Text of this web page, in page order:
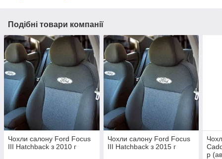
Подібні товари компанії
Чохли салону Ford Focus
III Hatchback з 2010 г
Чохли салону Ford Focus
III Hatchback з 2015 г
р